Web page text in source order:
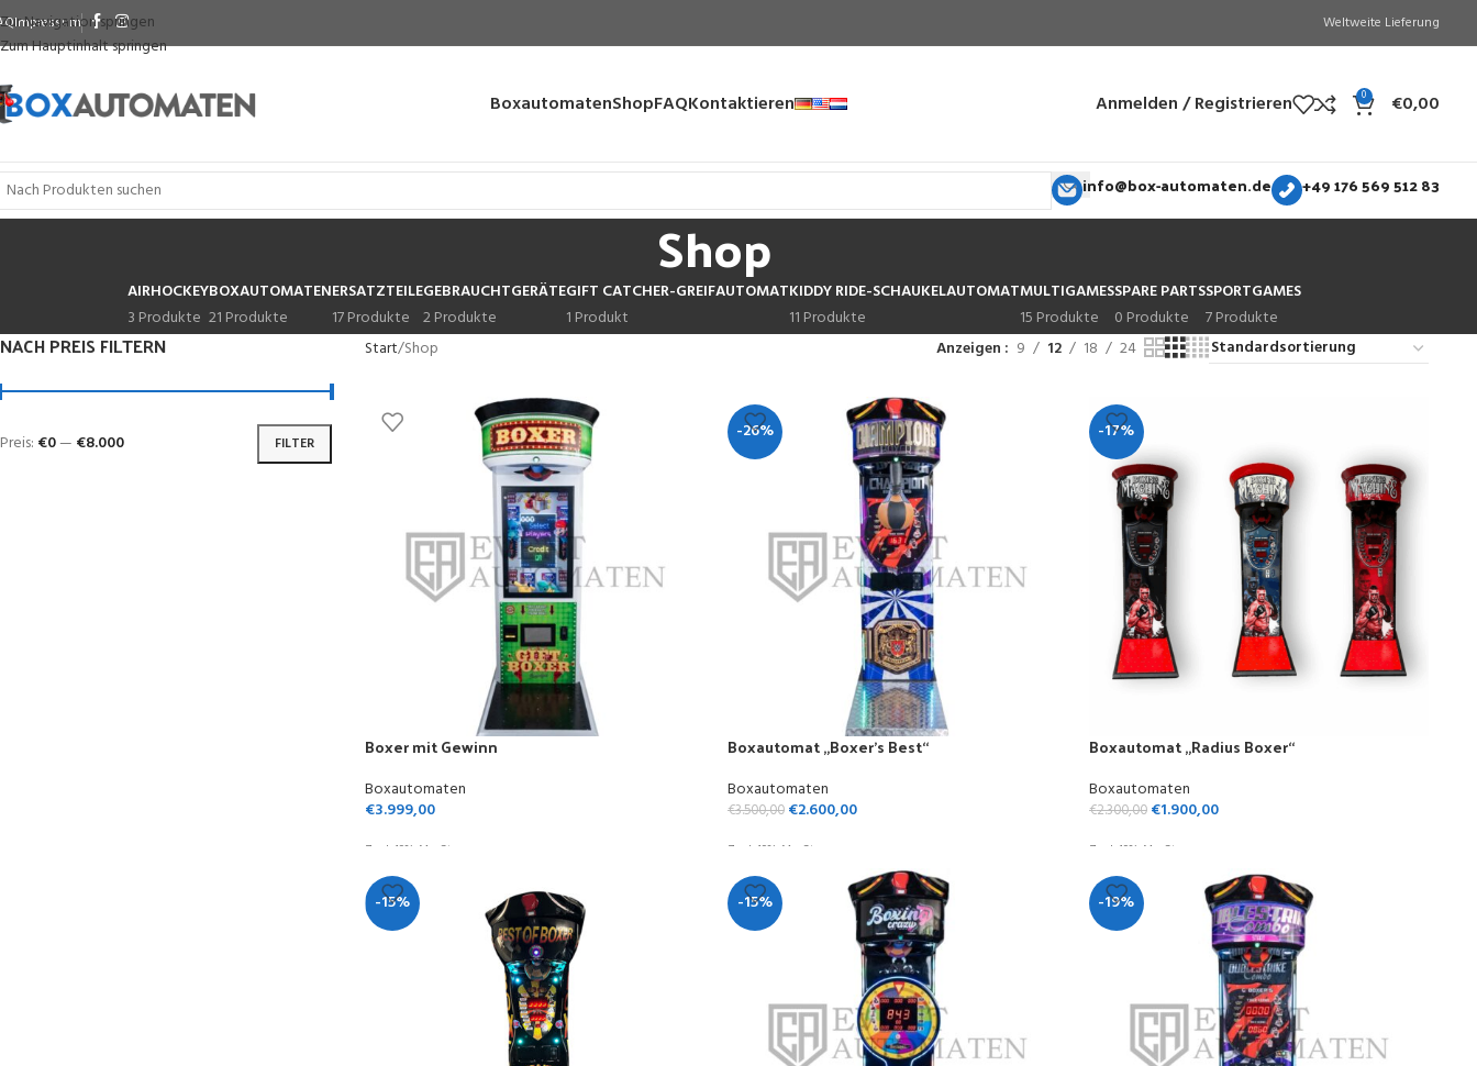
Zur Navigation springen
Zum Hauptinhalt springen
Impressum Weltweite Lieferung
BoxautomatenShopFAQKontaktieren Anmelden / Registrieren 0 €0,00
info@box-automaten.de +49 176 569 512 83
Shop
AIRHOCKEY
3 Produkte
BOXAUTOMATEN
21 Produkte
ERSATZTEILE
17 Produkte
GEBRAUCHTGERÄTE
2 Produkte
GIFT CATCHER-GREIFAUTOMAT
1 Produkt
KIDDY RIDE-SCHAUKELAUTOMAT
11 Produkte
MULTIGAMES
15 Produkte
SPARE PARTS
0 Produkte
SPORTGAMES
7 Produkte
NACH PREIS FILTERN
FILTER
Preis: €0— €8.000
Start Shop Anzeigen 9 12 18 24
Boxer mit Gewinn
Boxautomaten
€3.999,00
Zzgl. 19% MwSt.
-26%
Boxautomat „Boxer’s Best“
Boxautomaten
€3.500,00 €2.600,00
Zzgl. 19% MwSt.
-17%
Boxautomat „Radius Boxer“
Boxautomaten
€2.300,00 €1.900,00
Zzgl. 19% MwSt.
-15% -15% -19%